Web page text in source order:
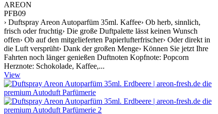
AREON
PFB09
› Duftspray Areon Autoparfüm 35ml. Kaffee› Ob herb, sinnlich,
frisch oder fruchtig› Die große Duftpalette lässt keinen Wunsch
offen› Ob auf den mitgelieferten Papierlufterfrischer› Oder direkt in
die Luft versprüht› Dank der großen Menge› Können Sie jetzt Ihre
Fahrten noch länger genießen Duftnoten Kopfnote: Popcorn
Herznote: Schokolade, Kaffee,...
View